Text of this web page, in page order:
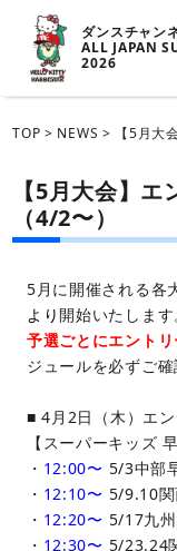
ダンスチャン
ALL JAPAN
2026
TOP > NEWS > 【5月大
【5月大会】
（4/2〜）
5月に開催される各
より開始いたします
予選ごとにエント
ジュールを必ずご確
■ 4月2日（木）エ
【スーパーキッズ
・ 12:00〜 5/3中部
・ 12:10〜 5/9.10
・ 12:20〜 5/17九
・ 12:30〜 5/23.24